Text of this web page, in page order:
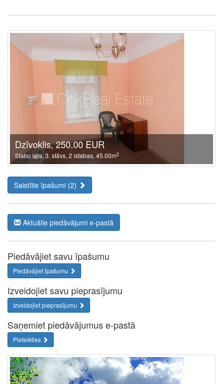
Dzīvoklis, 250.00 EUR
Stabu iela, 3. stāvs, 2 istabas, 45.00m2
Saistītie īpašumi (2)
Aktuālie piedāvājumi e-pastā
Piedāvājiet savu īpašumu
Piedāvājiet īpašumu
Izveidojiet savu pieprasījumu
Izveidojiet pieprasījumu
Saņemiet piedāvājumus e-pastā
Pieteikties